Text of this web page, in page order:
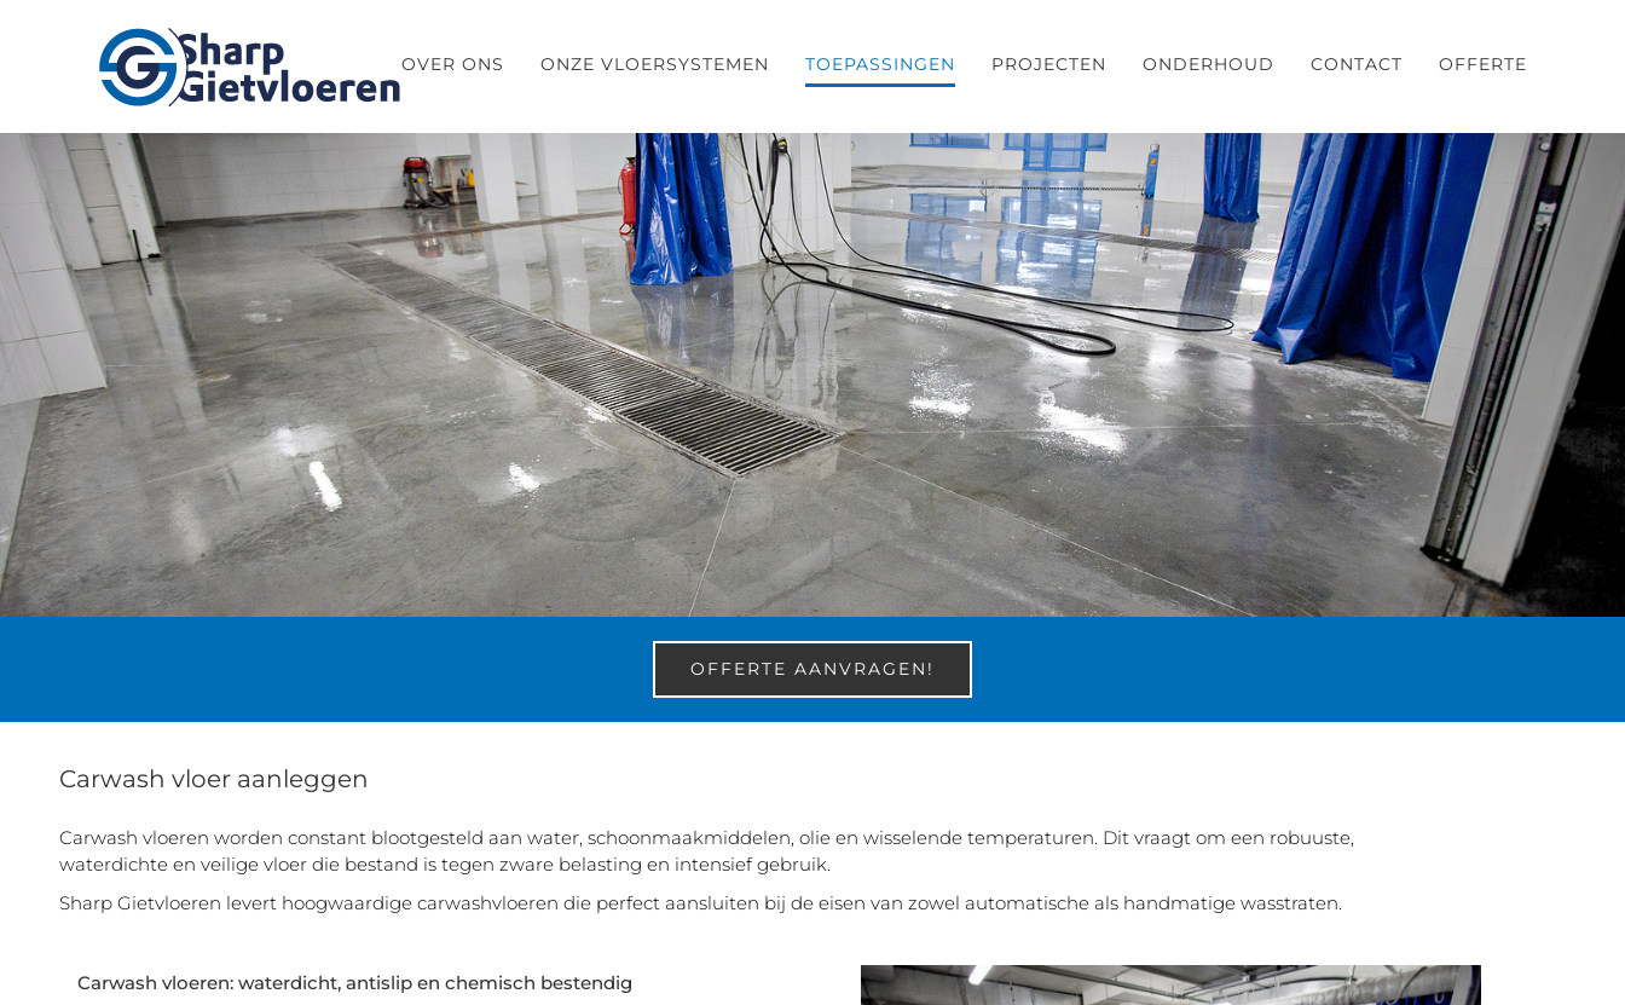
OVER ONS ONZE VLOERSYSTEMEN TOEPASSINGEN PROJECTEN ONDERHOUD CONTACT OFFERTE
OFFERTE AANVRAGEN!
Carwash vloer aanleggen
Carwash vloeren worden constant blootgesteld aan water, schoonmaakmiddelen, olie en wisselende temperaturen. Dit vraagt om een robuuste,
waterdichte en veilige vloer die bestand is tegen zware belasting en intensief gebruik.
Sharp Gietvloeren levert hoogwaardige carwashvloeren die perfect aansluiten bij de eisen van zowel automatische als handmatige wasstraten.
Carwash vloeren: waterdicht, antislip en chemisch bestendig